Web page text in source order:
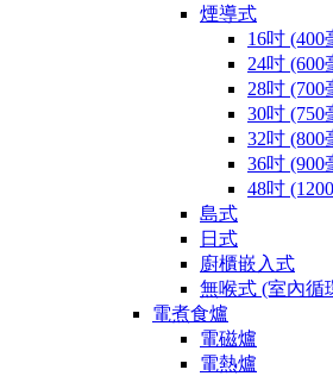
煙導式
16吋 (400
24吋 (600
28吋 (700
30吋 (750
32吋 (800
36吋 (900
48吋
島式
日式
廚櫃嵌入式
無喉式 (室內循
電煮食爐
電磁爐
電熱爐